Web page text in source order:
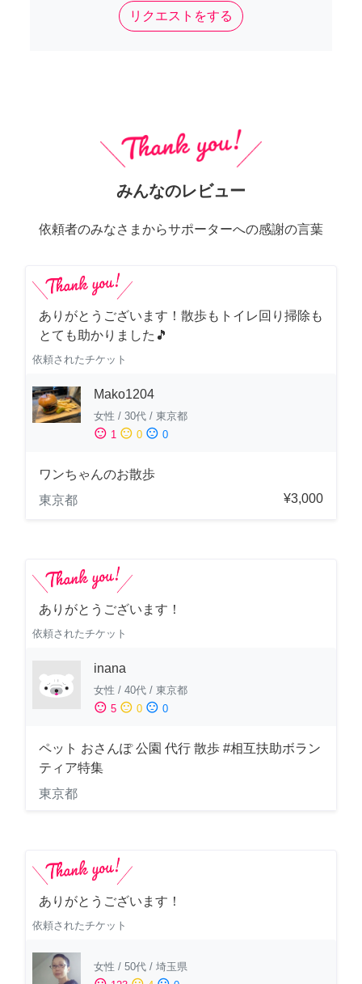
リクエストをする
みんなのレビュー
依頼者のみなさまからサポーターへの感謝の言葉
ありがとうございます！散歩もトイレ回り掃除も
とても助かりました🎵
依頼されたチケット
Mako1204
女性 / 30代 / 東京都
sentiment_satisfied 1 sentiment_neutral 0 sentiment_dissatisfied 0
ワンちゃんのお散歩
東京都
¥3,000
ありがとうございます！
依頼されたチケット
inana
女性 / 40代 / 東京都
sentiment_satisfied 5 sentiment_neutral 0 sentiment_dissatisfied 0
ペット おさんぽ 公園 代行 散歩 #相互扶助ボラン
ティア特集
東京都
ありがとうございます！
依頼されたチケット
女性 / 50代 / 埼玉県